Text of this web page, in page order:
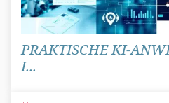
PRAKTISCHE KI-
I...